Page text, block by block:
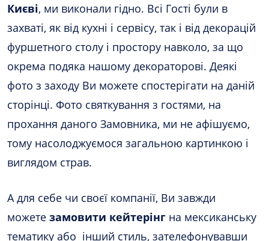
Києві, ми виконали гідно. Всі Гості були в
захваті, як від кухні і сервісу, так і від декорацій
фуршетного столу і простору навколо, за що
окрема подяка нашому декораторові. Деякі
фото з заходу Ви можете спостерігати на даній
сторінці. Фото святкування з гостями, на
прохання даного Замовника, ми не афішуємо,
тому насолоджуємося загальною картинкою і
виглядом страв.
А для себе чи своєї компанії, Ви завжди
можете замовити кейтерінг на мексиканську
тематику або інший стиль, зателефонувавши